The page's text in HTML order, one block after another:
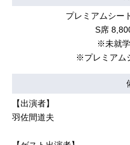
プレミアムシー
S席
※未就
※プレミアム
【出演者】
羽佐間道夫